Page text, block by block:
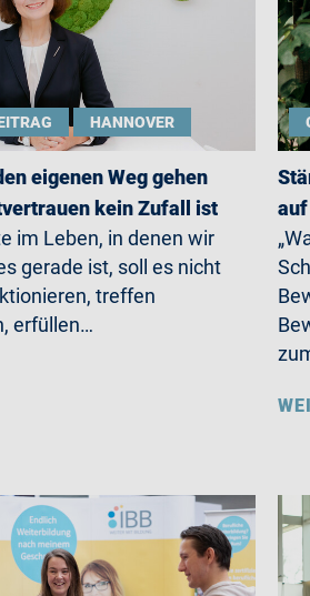
HANNOVER
eigenen Weg gehen
kein Zufall ist
im Leben, in denen wir
gerade ist, soll es nicht
treffen
erfüllen…